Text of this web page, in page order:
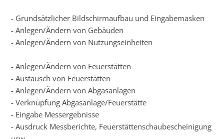
- Grundsätzlicher Bildschirmaufbau und Eingabemasken
- Anlegen/Ändern von Gebäuden
- Anlegen/Ändern von Nutzungseinheiten
- Anlegen/Ändern von Feuerstätten
- Austausch von Feuerstätten
- Anlegen/Ändern von Abgasanlagen
- Verknüpfung Abgasanlage/Feuerstätte
- Eingabe Messergebnisse
- Ausdruck Messberichte, Feuerstättenschaubescheinigung